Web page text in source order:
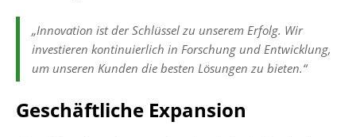
„Innovation ist der Schlüssel zu unserem Erfolg. Wir
investieren kontinuierlich in Forschung und Entwicklung,
um unseren Kunden die besten Lösungen zu bieten.“
Geschäftliche Expansion